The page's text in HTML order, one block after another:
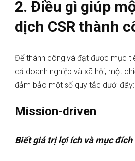
2. Điều gì giúp
dịch CSR thành
Để thành công và đạt được mục
cả doanh nghiệp và xã hội, một
đảm bảo một số quy tắc dưới đây:
Mission-driven
Biết giá trị lợi ích và mục đích